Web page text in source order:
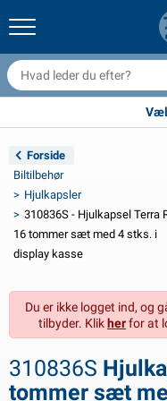
& tilbehør
udstyr til trailer
Belysning
Belysning Aspöck
belysning for
indvendig
&
& 24V tilbehør
&
& bobil
til gas
tilbehør
og beslag
og sjækler
og
covers og
Brandslukker & brandtæpper
produkter
Nederlands
Deutsch
English
Français
Svenska
Norsk
Suomalainen
Forside
Biltilbehør
Hjulkapsler
310836S - Hjulkapsel Terra
16 tommer sæt med 4 stks. i
display kasse
Du er ikke logget ind, og
tilbyder. Klikherfor at
310836S
tommer sæt